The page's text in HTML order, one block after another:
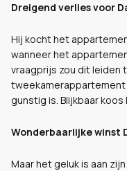
Dreigend verlies voor
Hij kocht het
wanneer het
vraagprijs zou dit leiden
gunstig is. Blijkbaar
Wonderbaarlijke winst
Maar het geluk is aan